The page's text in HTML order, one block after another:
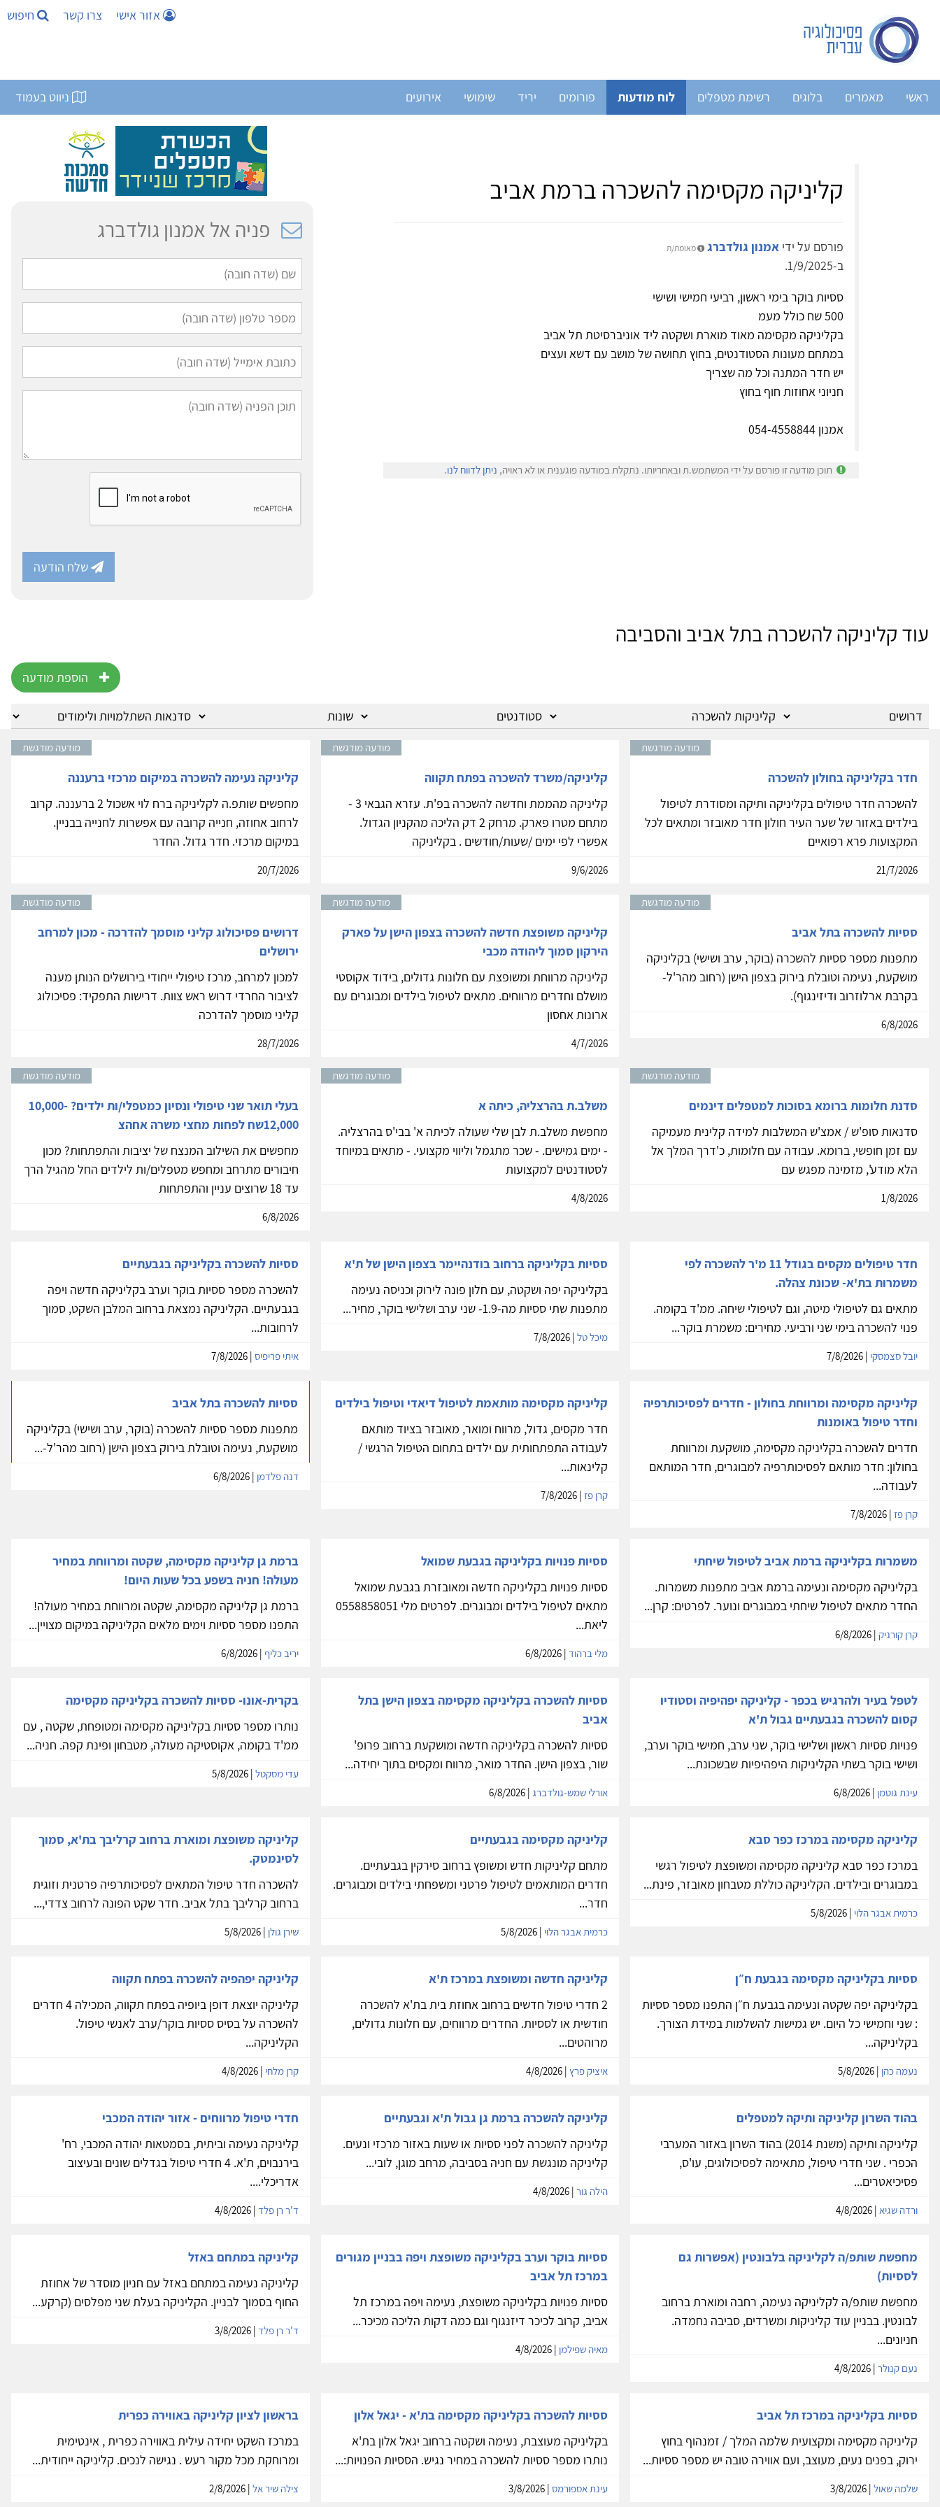
אזור אישי צרו קשר חיפוש
ראשי מאמרים בלוגים רשימת מטפלים לוח מודעות פורומים יריד שימושי אירועים ניווט בעמוד
קליניקה מקסימה להשכרה ברמת אביב
פורסם על ידי אמנון גולדברג מאומת/ת
ב-1/9/2025.
ססיות בוקר בימי ראשון, רביעי חמישי ושישי
500 שח כולל מעמ
בקליניקה מקסימה מאוד מוארת ושקטה ליד אוניברסיטת תל אביב
במתחם מעונות הסטודנטים, בחוץ תחושה של מושב עם דשא ועצים
יש חדר המתנה וכל מה שצריך
חניוני אחוזות חוף בחוץ
אמנון 054-4558844
תוכן מודעה זו פורסם על ידי המשתמש.ת ובאחריותו. נתקלת במודעה פוגענית או לא ראויה, ניתן לדווח לנו.
פניה אל אמנון גולדברג
שלח הודעה
עוד קליניקה להשכרה בתל אביב והסביבה
הוספת מודעה
מודעה מודגשת
חדר בקליניקה בחולון להשכרה
להשכרה חדר טיפולים בקליניקה ותיקה ומסודרת לטיפול
בילדים באזור של שער העיר חולון חדר מאובזר ומתאים לכל
המקצועות פרא רפואיים
21/7/2026
מודעה מודגשת
קליניקה/משרד להשכרה בפתח תקווה
קליניקה מהממת וחדשה להשכרה בפ'ת. עזרא הגבאי 3 -
מתחם מטרו פארק. מרחק 2 דק הליכה מהקניון הגדול.
אפשרי לפי ימים /שעות/חודשים . בקליניקה
9/6/2026
מודעה מודגשת
קליניקה נעימה להשכרה במיקום מרכזי ברעננה
מחפשים שותפ.ה לקליניקה ברח לוי אשכול 2 ברעננה. קרוב
לרחוב אחוזה, חנייה קרובה עם אפשרות לחנייה בבניין.
במיקום מרכזי. חדר גדול. החדר
20/7/2026
מודעה מודגשת
ססיות להשכרה בתל אביב
מתפנות מספר ססיות להשכרה (בוקר, ערב ושישי) בקליניקה
מושקעת, נעימה וטובלת בירוק בצפון הישן (רחוב מהר'ל-
בקרבת ארלוזרוב ודיזינגוף).
6/8/2026
מודעה מודגשת
קליניקה משופצת חדשה להשכרה בצפון הישן על פארק
הירקון סמוך ליהודה מכבי
קליניקה מרווחת ומשופצת עם חלונות גדולים, בידוד אקוסטי
מושלם וחדרים מרווחים. מתאים לטיפול בילדים ומבוגרים עם
ארונות אחסון
4/7/2026
מודעה מודגשת
דרושים פסיכולוג קליני מוסמך להדרכה - מכון למרחב
ירושלים
למכון למרחב, מרכז טיפולי ייחודי בירושלים הנותן מענה
לציבור החרדי דרוש ראש צוות. דרישות התפקיד: פסיכולוג
קליני מוסמך להדרכה
28/7/2026
מודעה מודגשת
סדנת חלומות ברומא בסוכות למטפלים דינמים
סדנאות סופ'ש / אמצ'ש המשלבות למידה קלינית מעמיקה
עם זמן חופשי, ברומא. עבודה עם חלומות, כ'דרך המלך אל
הלא מודע', מזמינה מפגש עם
1/8/2026
מודעה מודגשת
משלב.ת בהרצליה, כיתה א
מחפשת משלב.ת לבן שלי שעולה לכיתה א' בבי'ס בהרצליה.
- ימים גמישים. - שכר מתגמל וליווי מקצועי. - מתאים במיוחד
לסטודנטים למקצועות
4/8/2026
מודעה מודגשת
בעלי תואר שני טיפולי ונסיון כמטפלי/ות ילדים? 10,000-
12,000שח לפחות מחצי משרה אחהצ
מחפשים את השילוב המנצח של יציבות והתפתחות? מכון
חיבורים מתרחב ומחפש מטפלים/ות לילדים החל מהגיל הרך
עד 18 שרוצים עניין והתפתחות
6/8/2026
חדר טיפולים מקסים בגודל 11 מ'ר להשכרה לפי
משמרות בת'א- שכונת צהלה.
מתאים גם לטיפולי מיטה, וגם לטיפולי שיחה. ממ'ד בקומה.
פנוי להשכרה בימי שני ורביעי. מחירים: משמרת בוקר...
יובל סצמסקי
ססיות בקליניקה ברחוב בודנהיימר בצפון הישן של ת'א
בקליניקה יפה ושקטה, עם חלון פונה לירוק וכניסה נעימה
מתפנות שתי ססיות מה-1.9- שני ערב ושלישי בוקר, מחיר...
מיכל טל| 7/8/2026
ססיות להשכרה בקליניקה בגבעתיים
להשכרה מספר ססיות בוקר וערב בקליניקה חדשה ויפה
בגבעתיים. הקליניקה נמצאת ברחוב המלבן השקט, סמוך
לרחובות...
איתי פריפיס | 7/8/2026
קליניקה מקסימה ומרווחת בחולון - חדרים לפסיכותרפיה
וחדר טיפול באומנות
חדרים להשכרה בקליניקה מקסימה, מושקעת ומרווחת
בחולון: חדר מותאם לפסיכותרפיה למבוגרים, חדר המותאם
לעבודה...
קרן פז
קליניקה מקסימה מותאמת לטיפול דיאדי וטיפול בילדים
חדר מקסים, גדול, מרווח ומואר, מאובזר בציוד מותאם
לעבודה התפתחותית עם ילדים בתחום הטיפול הרגשי /
קלינאות...
קרן פז| 7/8/2026
ססיות להשכרה בתל אביב
מתפנות מספר ססיות להשכרה (בוקר, ערב ושישי) בקליניקה
מושקעת, נעימה וטובלת בירוק בצפון הישן (רחוב מהר'ל-...
דנה פלדמן | 6/8/2026
משמרות בקליניקה ברמת אביב לטיפול שיחתי
בקליניקה מקסימה ונעימה ברמת אביב מתפנות משמרות.
החדר מתאים לטיפול שיחתי במבוגרים ונוער. לפרטים: קרן...
קרן קורניק
ססיות פנויות בקליניקה בגבעת שמואל
ססיות פנויות בקליניקה חדשה ומאובזרת בגבעת שמואל
מתאים לטיפול בילדים ומבוגרים. לפרטים מלי 0558858051
ליאת...
מלי ברהוד| 6/8/2026
ברמת גן קליניקה מקסימה, שקטה ומרווחת במחיר
מעולה! חניה בשפע בכל שעות היום!
ברמת גן קליניקה מקסימה, שקטה ומרווחת במחיר מעולה!
התפנו מספר ססיות וימים מלאים הקליניקה במיקום מצויין...
יריב כליף | 6/8/2026
לטפל בעיר ולהרגיש בכפר - קליניקה יפהיפיה וסטודיו
קסום להשכרה בגבעתיים גבול ת'א
פנויות ססיות ראשון ושלישי בוקר, שני ערב, חמישי בוקר וערב,
ושישי בוקר בשתי הקליניקות היפהיפיות שבשכונת...
עינת גוטמן
ססיות להשכרה בקליניקה מקסימה בצפון הישן בתל
אביב
ססיות להשכרה בקליניקה חדשה ומושקעת ברחוב פרופ'
שור, בצפון הישן. החדר מואר, מרווח ומקסים בתוך יחידה...
אורלי שמש-גולדברג| 6/8/2026
בקרית-אונו- ססיות להשכרה בקליניקה מקסימה
נותרו מספר ססיות בקליניקה מקסימה ומטופחת, שקטה , עם
ממ'ד בקומה, אקוסטיקה מעולה, מטבחון ופינת קפה. חניה...
עדי מסקטל | 5/8/2026
קליניקה מקסימה במרכז כפר סבא
במרכז כפר סבא קליניקה מקסימה ומשופצת לטיפול רגשי
במבוגרים ובילדים. הקליניקה כוללת מטבחון מאובזר, פינת...
כרמית אבגר הלוי
קליניקה מקסימה בגבעתיים
מתחם קליניקות חדש ומשופץ ברחוב סירקין בגבעתיים.
חדרים המותאמים לטיפול פרטני ומשפחתי בילדים ומבוגרים.
חדר...
כרמית אבגר הלוי
קליניקה משופצת ומוארת ברחוב קרליבך בת'א, סמוך
לסינמטק.
להשכרה חדר טיפול המתאים לפסיכותרפיה פרטנית וזוגית
ברחוב קרליבך בתל אביב. חדר שקט הפונה לרחוב צדדי,...
שירן גולן | 5/8/2026
ססיות בקליניקה מקסימה בגבעת ח״ן
בקליניקה יפה שקטה ונעימה בגבעת ח״ן התפנו מספר ססיות
: שני וחמישי כל היום. יש גמישות להשלמות במידת הצורך.
בקליניקה...
נעמה כהן
קליניקה חדשה ומשופצת במרכז ת'א
2 חדרי טיפול חדשים ברחוב אחוזת בית בת'א להשכרה
חודשית או לססיות. החדרים מרווחים, עם חלונות גדולים,
מרוהטים...
איציק פרץ| 4/8/2026
קליניקה יפהפיה להשכרה בפתח תקווה
קליניקה יוצאת דופן ביופיה בפתח תקווה, המכילה 4 חדרים
להשכרה על בסיס ססיות בוקר/ערב לאנשי טיפול.
הקליניקה...
קרן מלחי | 4/8/2026
בהוד השרון קליניקה ותיקה למטפלים
קליניקה ותיקה (משנת 2014) בהוד השרון באזור המערבי
הכפרי . שני חדרי טיפול, מתאימה לפסיכולוגים, עו'ס,
פסיכיאטרים...
ורדה שגיא
קליניקה להשכרה ברמת גן גבול ת'א וגבעתיים
קליניקה להשכרה לפני ססיות או שעות באזור מרכזי ונעים.
קליניקה מונגשת עם חניה בסביבה, מרחב מוגן, לובי...
הילה גור| 4/8/2026
חדרי טיפול מרווחים - אזור יהודה המכבי
קליניקה נעימה וביתית, בסמטאות יהודה המכבי, רח'
בירנבוים, ת'א. 4 חדרי טיפול בגדלים שונים ובעיצוב
אדריכלי....
ד'ר רן פלד | 4/8/2026
מחפשת שותפ/ה לקליניקה בלבונטין (אפשרות גם
לססיות)
מחפשת שותפ/ה לקליניקה נעימה, רחבה ומוארת ברחוב
לבונטין. בבניין עוד קליניקות ומשרדים, סביבה נחמדה.
חניונים...
נעם קנולר
ססיות בוקר וערב בקליניקה משופצת ויפה בבניין מגורים
במרכז תל אביב
ססיות פנויות בקליניקה משופצת, נעימה ויפה במרכז תל
אביב, קרוב לכיכר דיזנגוף וגם כמה דקות הליכה מכיכר...
מאיה שפילמן
קליניקה במתחם באזל
קליניקה נעימה במתחם באזל עם חניון מוסדר של אחוזת
החוף בסמוך לבניין. הקליניקה בעלת שני מפלסים (קרקע...
ד'ר רן פלד | 3/8/2026
ססיות בקליניקה במרכז תל אביב
קליניקה מקסימה ומקצועית שלמה המלך / זמנהוף בחוץ
ירוק, בפנים נעים, מעוצב, ועם אווירה טובה יש מספר ססיות...
שלמה שאול
ססיות להשכרה בקליניקה מקסימה בת'א - יגאל אלון
בקליניקה מעוצבת, נעימה ושקטה ברחוב יגאל אלון בת'א
נותרו מספר ססיות להשכרה במחיר נגיש. הססיות הפנויות:...
עינת אספורמס| 3/8/2026
בראשון לציון קליניקה באווירה כפרית
במרכז השקט יחידה עילית באווירה כפרית , אינטימית
ומרוחקת מכל מקור רעש . נגישה לנכים. קליניקה ייחודית...
צילה שיר אל | 2/8/2026